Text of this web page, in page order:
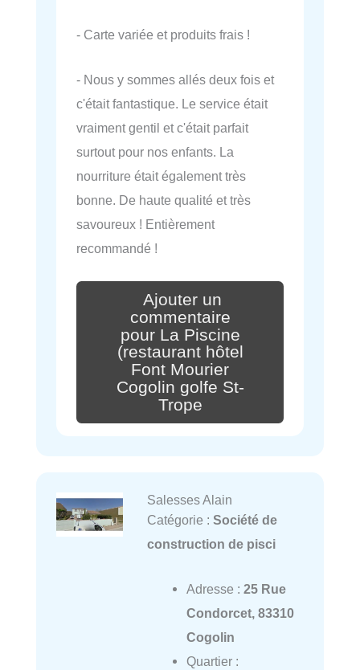
- Carte variée et produits frais !
- Nous y sommes allés deux fois et
c'était fantastique. Le service était
vraiment gentil et c'était parfait
surtout pour nos enfants. La
nourriture était également très
bonne. De haute qualité et très
savoureux ! Entièrement
recommandé !
Ajouter un
commentaire
pour La Piscine
(restaurant hôtel
Font Mourier
Cogolin golfe St-
Trope
Salesses Alain
Catégorie : Société de
construction de pisci
Adresse : 25 Rue
Condorcet, 83310
Cogolin
Quartier :